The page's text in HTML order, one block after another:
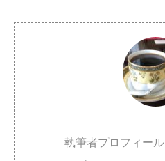
執筆者プロフィール